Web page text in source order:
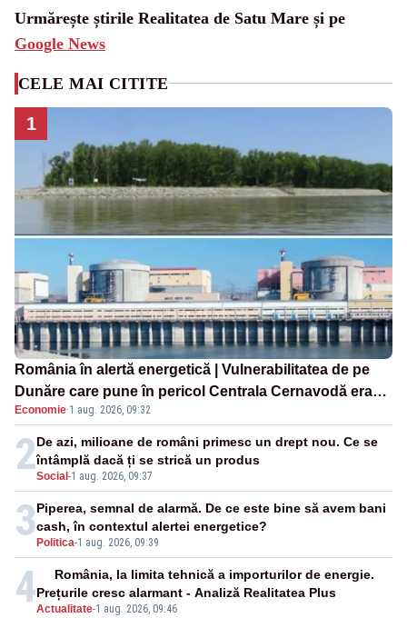
Urmărește știrile Realitatea de Satu Mare și pe
Google News
CELE MAI CITITE
1
România în alertă energetică | Vulnerabilitatea de pe
Dunăre care pune în pericol Centrala Cernavodă era
cunoscută de pe vremea lui Ceaușescu
Economie·1 aug. 2026, 09:32
2Social -1 aug. 2026, 09:37
De azi, milioane de români primesc un drept nou. Ce se
întâmplă dacă ți se strică un produs
3 Politica-1 aug. 2026, 09:39
Piperea, semnal de alarmă. De ce este bine să avem bani
cash, în contextul alertei energetice?
4Actualitate-1 aug. 2026, 09:46
România, la limita tehnică a importurilor de energie.
Prețurile cresc alarmant - Analiză Realitatea Plus